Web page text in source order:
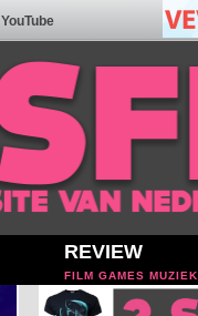
YouTube
REVIEW
FILM GAMES MUZIEK